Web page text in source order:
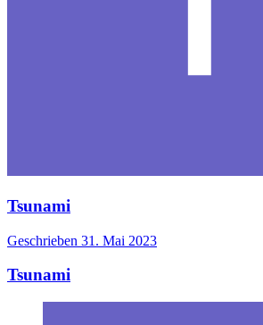
Tsunami
Geschrieben 31. Mai 2023
Tsunami